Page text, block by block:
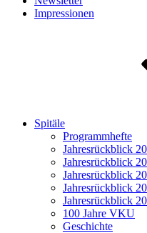
Impressionen
Spitäle
Programmhefte
Jahresrückblick
Jahresrückblick
Jahresrückblick
Jahresrückblick
Jahresrückblick
100 Jahre VKU
Geschichte